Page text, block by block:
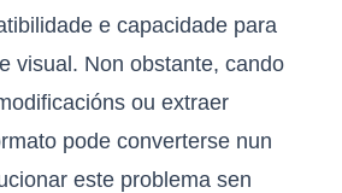
e capacidade para
visual. Non obstante, cando
ou extraer
pode converterse nun
este problema sen